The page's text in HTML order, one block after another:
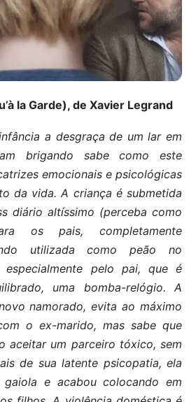
la Garde), de Xavier Legrand
a desgraça de um lar em
brigando sabe como este
emocionais e psicológicas
da vida. A criança é submetida
diário altíssimo (perceba como
os pais, completamente
utilizada como peão no
pelo pai, que é
uma bomba-relógio. A
namorado, evita ao máximo
o ex-marido, mas sabe que
aceitar um parceiro tóxico, sem
de sua latente psicopatia, ela
e acabou colocando em